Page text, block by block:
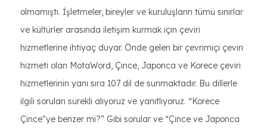
olmamıştı. İşletmeler, bireyler ve kuruluşların tümü sınırlar
ve kültürler arasında iletişim kurmak için çeviri
hizmetlerine ihtiyaç duyar. Önde gelen bir çevrimiçi çeviri
hizmeti olan MotaWord, Çince, Japonca ve Korece çeviri
hizmetlerinin yanı sıra 107 dil de sunmaktadır. Bu dillerle
ilgili soruları sürekli alıyoruz ve yanıtlıyoruz. “Korece
Çince"ye benzer mi?” Gibi sorular ve “Çince ve Japonca